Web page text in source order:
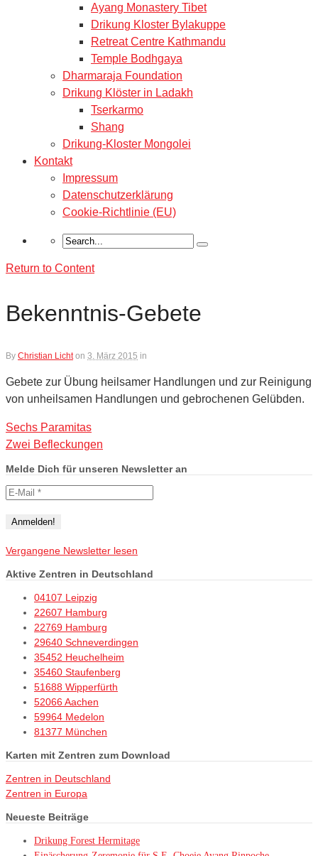
Ayang Monastery Tibet
Drikung Kloster Bylakuppe
Retreat Centre Kathmandu
Temple Bodhgaya
Dharmaraja Foundation
Drikung Klöster in Ladakh
Tserkarmo
Shang
Drikung-Kloster Mongolei
Kontakt
Impressum
Datenschutzerklärung
Cookie-Richtlinie (EU)
Return to Content
Bekenntnis-Gebete
By Christian Licht on 3. März 2015 in
Gebete zur Übung heilsamer Handlungen und zur Reinigung
von unheilsamen Handlungen und gebrochenen Gelübden.
Sechs Paramitas
Zwei Befleckungen
Melde Dich für unseren Newsletter an
Vergangene Newsletter lesen
Aktive Zentren in Deutschland
04107 Leipzig
22607 Hamburg
22769 Hamburg
29640 Schneverdingen
35452 Heuchelheim
35460 Staufenberg
51688 Wipperfürth
52066 Aachen
59964 Medelon
81377 München
Karten mit Zentren zum Download
Zentren in Deutschland
Zentren in Europa
Neueste Beiträge
Drikung Forest Hermitage